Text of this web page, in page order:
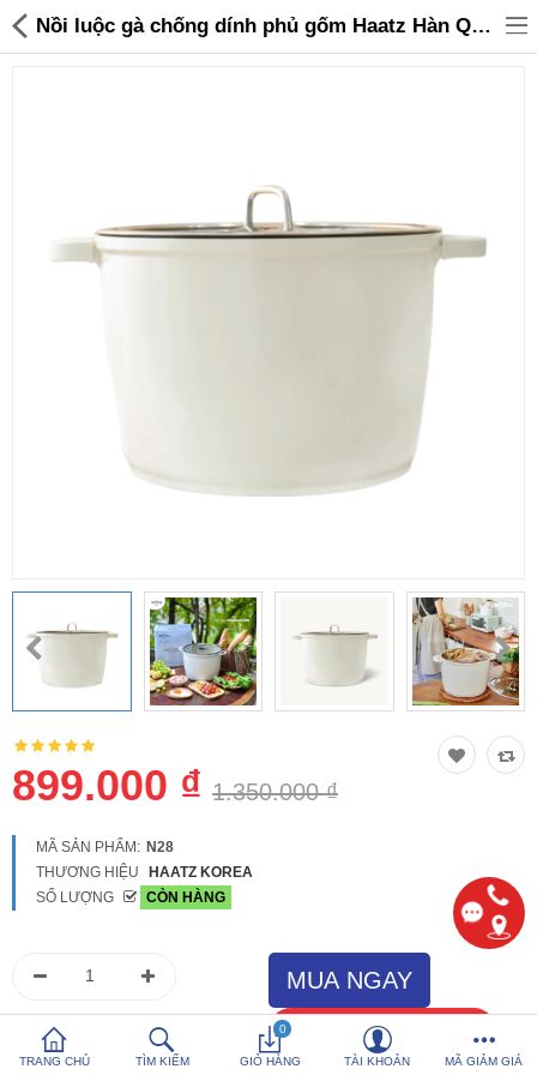
Điện gia dụng
So sánh Yêu thích (0)
Hotline: 0816 505 655
Tải App SanHangRe nhận Quà
TRANG CHỦ TÌM KIẾM
0
GIỎ HÀNG TÀI KHOẢN MÃ GIẢM GIÁ
Nồi luộc gà chống dính phủ gốm Haatz Hàn Quốc dung tích 10L size 28cm - 899,000 | Sanhangre
899.000 ₫ 1.350.000 ₫
MÃ SẢN PHẨM: N28
THƯƠNG HIỆU
HAATZ KOREA
SỐ LƯỢNG
CÒN HÀNG